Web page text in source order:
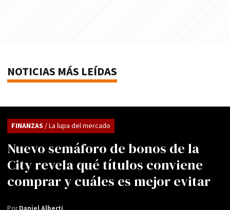
NOTICIAS MÁS LEÍDAS
Nuevo semáforo de bonos de la
City revela qué títulos conviene
comprar y cuáles es mejor evitar
FINANZAS / La lupa del mercado